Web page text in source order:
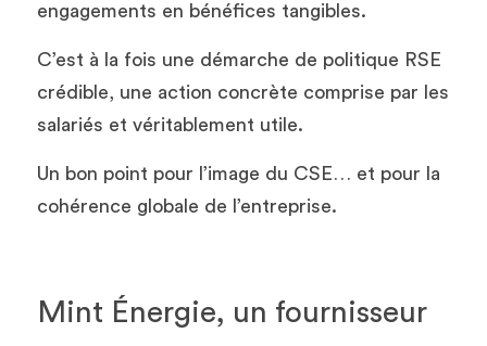
engagements en bénéfices tangibles.
C’est à la fois une démarche de politique RSE
crédible, une action concrète comprise par les
salariés et véritablement utile.
Un bon point pour l’image du CSE… et pour la
cohérence globale de l’entreprise.
Mint Énergie, un fournisseur